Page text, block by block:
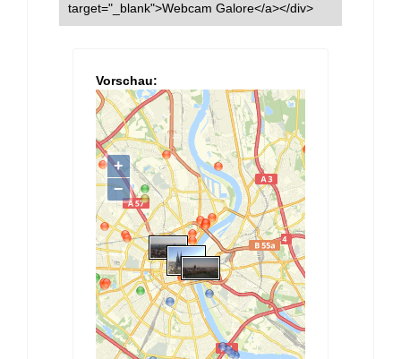
target="_blank">Webcam Galore</a></div>
Vorschau: